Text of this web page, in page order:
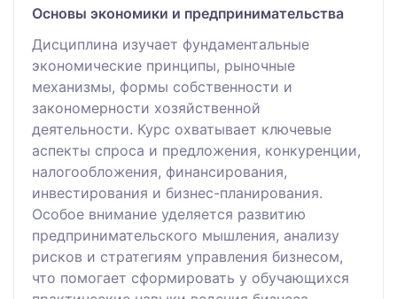
Основы экономики и предпринимательства
Дисциплина изучает фундаментальные
экономические принципы, рыночные
механизмы, формы собственности и
закономерности хозяйственной
деятельности. Курс охватывает ключевые
аспекты спроса и предложения, конкуренции,
налогообложения, финансирования,
инвестирования и бизнес-планирования.
Особое внимание уделяется развитию
предпринимательского мышления, анализу
рисков и стратегиям управления бизнесом,
что помогает сформировать у обучающихся